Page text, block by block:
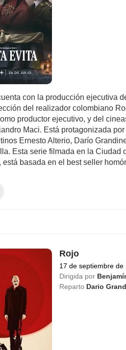
con la producción ejecutiva
del realizador colombiano
productor ejecutivo, y del
Maci. Está protagonizada
Ernesto Alterio, Darío
Esta serie filmada en la
está basada en el best seller
Rojo
17 de septiembre de
Dirigida por
Reparto Dario